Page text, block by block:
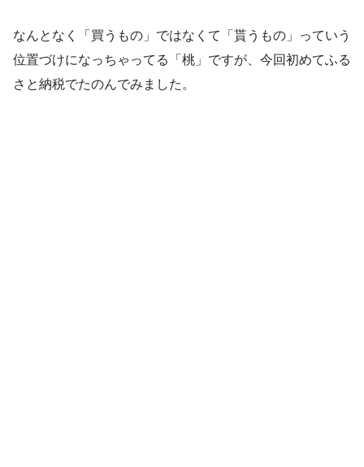
なんとなく「買うもの」ではなくて「貰うもの」っていう
位置づけになっちゃってる「桃」ですが、今回初めてふる
さと納税でたのんでみました。